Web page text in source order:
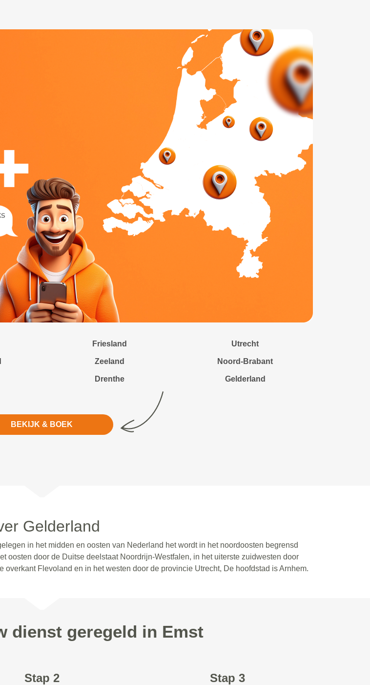
Friesland Utrecht
Zeeland Noord-Brabant
Drenthe Gelderland
BEKIJK & BOEK
Gelderland
in het midden en oosten van Nederland het wordt in het noordoosten begrensd
oosten door de Duitse deelstaat Noordrijn-Westfalen, in het uiterste zuidwesten door
Flevoland en in het westen door de provincie Utrecht, De hoofdstad is Arnhem.
dienst geregeld in Emst
Stap 2 Stap 3